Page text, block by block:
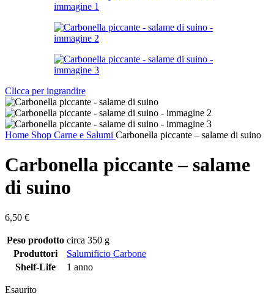
Clicca per ingrandire
Home Shop Carne e Salumi Carbonella piccante – salame di suino
Carbonella piccante – salame
di suino
6,50 €
Peso prodotto circa 350 g
Produttori
Salumificio Carbone
Shelf-Life
1 anno
Esaurito